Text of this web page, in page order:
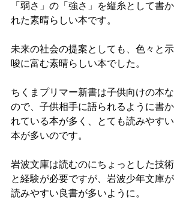
「弱さ」の「強さ」を縦糸として書か
れた素晴らしい本です。
未来の社会の提案としても、色々と示
唆に富む素晴らしい本でした。
ちくまプリマー新書は子供向けの本な
ので、子供相手に語られるように書か
れている本が多く、とても読みやすい
本が多いのです。
岩波文庫は読むのにちょっとした技術
と経験が必要ですが、岩波少年文庫が
読みやすい良書が多いように。